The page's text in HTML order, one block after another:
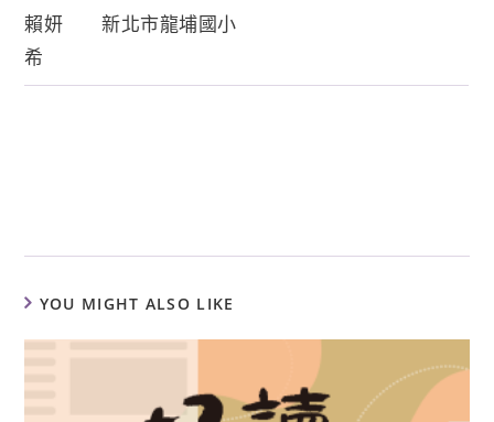
賴妍
希
新北市龍埔國小
YOU MIGHT ALSO LIKE